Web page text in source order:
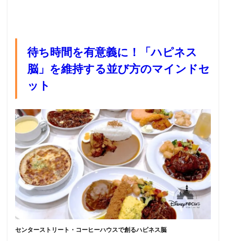
待ち時間を有意義に！「ハピネス
脳」を維持する並び方のマインドセ
ット
センターストリート・コーヒーハウスで創るハピネス脳